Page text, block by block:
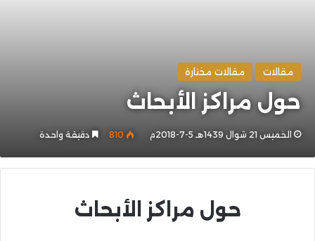
مقالات مقالات مختارة
حول مراكز الأبحاث
الخميس 21 شوال 1439هـ 5-7-2018م 810 دقيقة واحدة
حول مراكز الأبحاث